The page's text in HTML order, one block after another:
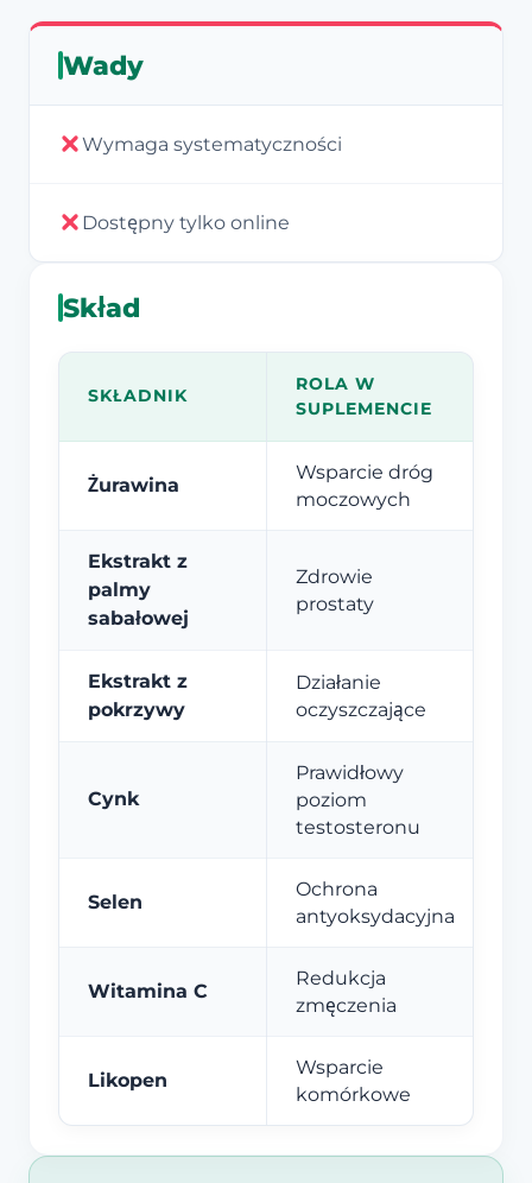
Wady
Wymaga systematyczności
Dostępny tylko online
Skład
SKŁADNIK
ROLA W
SUPLEMENCIE
Żurawina
Wsparcie dróg
moczowych
Ekstrakt z
palmy
sabałowej
Zdrowie
prostaty
Ekstrakt z
pokrzywy
Działanie
oczyszczające
Cynk
Prawidłowy
poziom
testosteronu
Selen
Ochrona
antyoksydacyjna
Witamina C
Redukcja
zmęczenia
Likopen
Wsparcie
komórkowe